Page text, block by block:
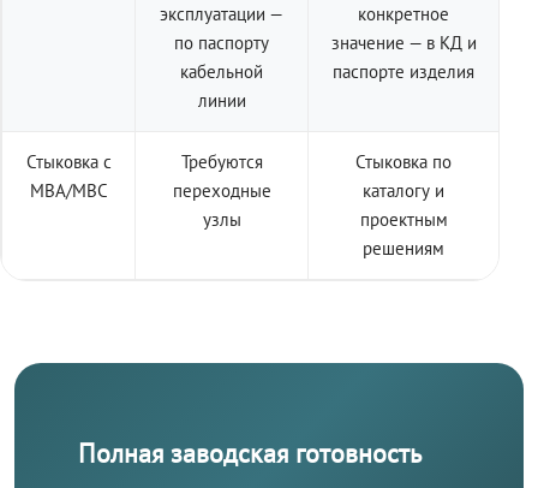
эксплуатации —
по паспорту
кабельной
линии
конкретное
значение — в КД и
паспорте изделия
Стыковка с
МВА/МВС
Требуются
переходные
узлы
Стыковка по
каталогу и
проектным
решениям
Полная заводская готовность